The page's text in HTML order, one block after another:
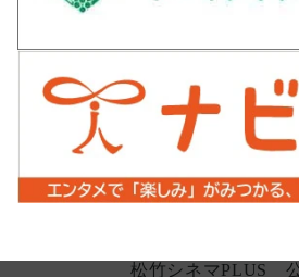
松竹シネマPLUS